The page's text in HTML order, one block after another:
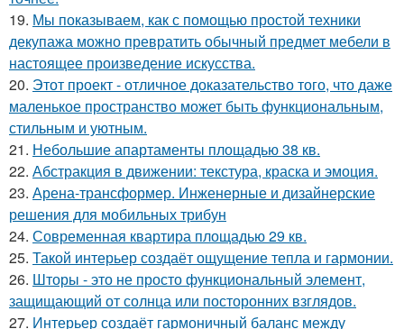
19. Мы показываем, как с помощью простой техники
декупажа можно превратить обычный предмет мебели в
настоящее произведение искусства.
20. Этот проект - отличное доказательство того, что даже
маленькое пространство может быть функциональным,
стильным и уютным.
21. Небольшие апартаменты площадью 38 кв.
22. Абстракция в движении: текстура, краска и эмоция.
23. Арена-трансформер. Инженерные и дизайнерские
решения для мобильных трибун
24. Современная квартира площадью 29 кв.
25. Такой интерьер создаёт ощущение тепла и гармонии.
26. Шторы - это не просто функциональный элемент,
защищающий от солнца или посторонних взглядов.
27. Интерьер создаёт гармоничный баланс между